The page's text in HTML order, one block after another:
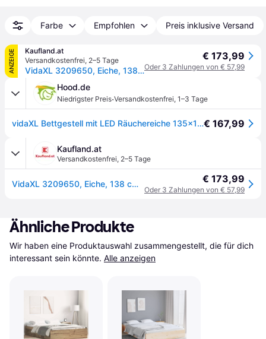
Farbe Empfohlen Preis inklusive Versand
ANZEIGE
Kaufland.at
Versandkostenfrei, 2–5 Tage
VidaXL 3209650, Eiche, 138 cm, 193 cm, 40 cm, 1350 x 1900 mm, 1 Stück(e)
€ 173,99
Oder 3 Zahlungen von € 57,99
Hood.de
Niedrigster Preis·Versandkostenfrei, 1–3 Tage
vidaXL Bettgestell mit LED Räuchereiche 135x190cm Holzwerkstoff€ 167,99
Kaufland.at
Versandkostenfrei, 2–5 Tage
VidaXL 3209650, Eiche, 138 cm, 193 cm, 40 cm, 1350 x 1900 mm, 1 Stück(e) € 173,99
Oder 3 Zahlungen von € 57,99
Ähnliche Produkte
Wir haben eine Produktauswahl zusammengestellt, die für dich
interessant sein könnte. Alle anzeigen